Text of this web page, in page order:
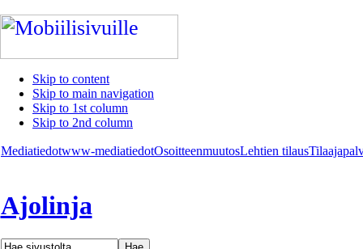
Skip to content
Skip to main navigation
Skip to 1st column
Skip to 2nd column
Mediatiedotwww-mediatiedotOsoitteenmuutosLehtien tilaus
Ajolinja